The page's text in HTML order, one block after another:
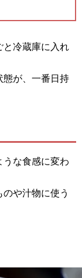
と冷蔵庫に入れ
態が、一番日持
うな食感に変わ
や汁物に使う